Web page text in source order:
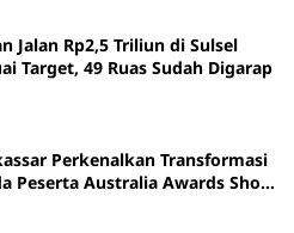
Jalan Rp2,5 Triliun di Sulsel
Target, 49 Ruas Sudah Digarap
Perkenalkan Transformasi
Peserta Australia Awards Short